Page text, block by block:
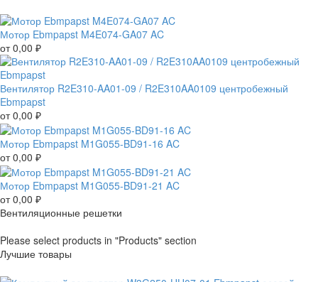
Мотор Ebmpapst M4E074-GA07 AC
от0,00 ₽
Вентилятор R2E310-AA01-09 / R2E310AA0109 центробежный
Ebmpapst
от0,00 ₽
Мотор Ebmpapst M1G055-BD91-16 AC
от0,00 ₽
Мотор Ebmpapst M1G055-BD91-21 AC
от0,00 ₽
Вентиляционные решетки
Please select products in "Products" section
Лучшие товары